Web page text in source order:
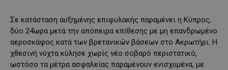
Σε κατάσταση αυξημένης επιφυλακής παραμένει η Κύπρος,
δύο 24ωρα μετά την απόπειρα επίθεσης με μη επανδρωμένο
αεροσκάφος κατά των βρετανικών βάσεων στο Ακρωτήρι. Η
χθεσινή νύχτα κύλησε χωρίς νέο σοβαρό περιστατικό,
ωστόσο τα μέτρα ασφαλείας παραμένουν ενισχυμένα, με